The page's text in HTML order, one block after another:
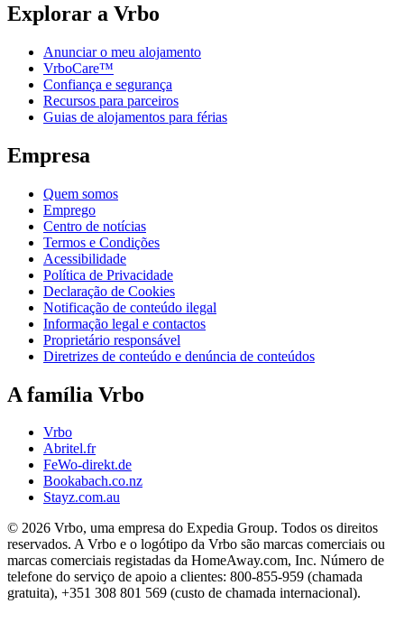
Explorar a Vrbo
Anunciar o meu alojamento
VrboCare™
Confiança e segurança
Recursos para parceiros
Guias de alojamentos para férias
Empresa
Quem somos
Emprego
Centro de notícias
Termos e Condições
Acessibilidade
Política de Privacidade
Declaração de Cookies
Notificação de conteúdo ilegal
Informação legal e contactos
Proprietário responsável
Diretrizes de conteúdo e denúncia de conteúdos
A família Vrbo
Vrbo
Abritel.fr
FeWo-direkt.de
Bookabach.co.nz
Stayz.com.au
© 2026 Vrbo, uma empresa do Expedia Group. Todos os direitos
reservados. A Vrbo e o logótipo da Vrbo são marcas comerciais ou
marcas comerciais registadas da HomeAway.com, Inc. Número de
telefone do serviço de apoio a clientes: 800-855-959 (chamada
gratuita), +351 308 801 569 (custo de chamada internacional).